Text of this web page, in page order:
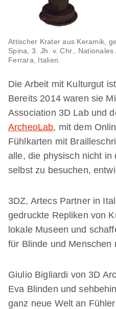
Attischer Krater aus Keramik,
Spina, 3. Jh. v. Chr.,
Ferrara, Italien.
Die Arbeit mit Kulturgut
Bereits 2014 waren sie
Association 3D Lab und
ArcheoLab, mit dem
Fühlkarten mit
alle, die physisch nicht in
selbst zu besuchen,
3DZ, Artecs Partner in
gedruckte Repliken von
lokale Museen und
für Blinde und Menschen
Giulio Bigliardi von 3D
Eva Blinden und
ganz neue Welt an